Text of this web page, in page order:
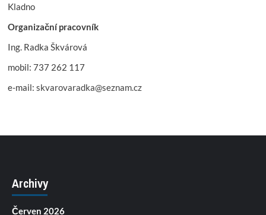
Kladno
Organizační pracovník
Ing. Radka Škvárová
mobil: 737 262 117
e-mail: skvarovaradka@seznam.cz
Archivy
Červen 2026